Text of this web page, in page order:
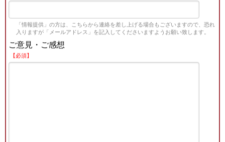
「情報提供」の方は、こちらから連絡を差し上げる場合もございますので、恐れ
入りますが「メールアドレス」を記入してくださいますようお願い致します。
ご意見・ご感想
【必須】